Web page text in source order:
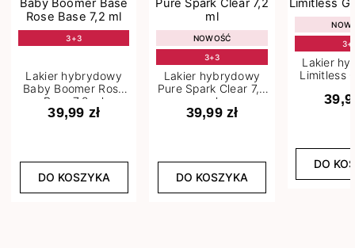
3+3
Lakier hybrydowy
Baby Boomer Rose
Base 7,2 ml
39,99 zł
DO KOSZYKA
NOWOŚĆ
3+3
Lakier hybrydowy
Pure Spark Clear 7,2
ml
39,99 zł
DO KOSZYKA
Lakier
Limitless
DO